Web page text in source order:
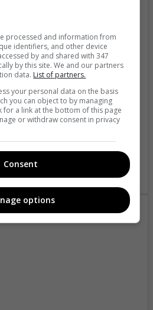
post on Instagram
Castillo 💕 (@spencer_castillo29)
processed and information from
identifiers, and other device
by and shared with 347
by this site. We and our partners
data. List of partners.
your personal data on the basis
you can object to by managing
a link at the bottom of this page
or withdraw consent in privacy
Consent
options